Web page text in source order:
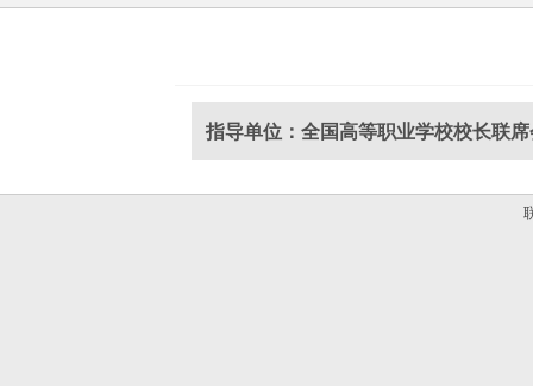
指导单位：全国高等职业学校校长联